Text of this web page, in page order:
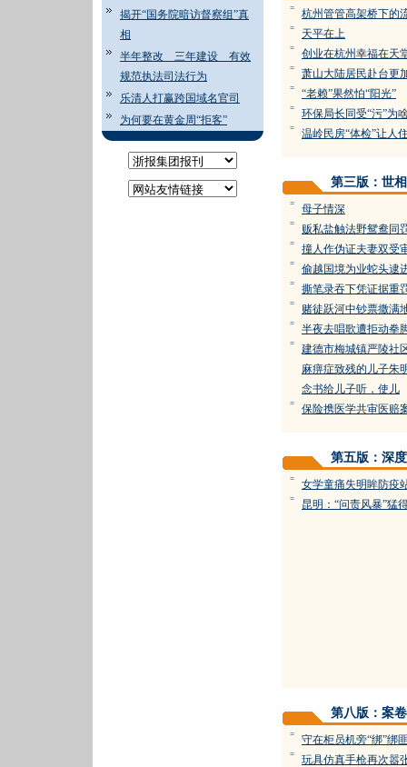
揭开“国务院暗访督察组”真
相
半年整改 三年建设 有效
规范执法司法行为
乐清人打赢跨国域名官司
为何要在黄金周“拒客”
= 杭州管管高架桥下的
= 天平在上
= 创业在杭州幸福在天
= 萧山大陆居民赴台更
= “老赖”果然怕“阳光”
= 环保局长同受“污”为
= 温岭民房“体检”让人
第三版：世相
= 母子情深
= 贩私盐触法野鸳鸯同
= 撞人作伪证夫妻双受
= 偷越国境为业蛇头逮
= 撕笔录吞下凭证据重
= 赌徒跃河中钞票撒满
= 半夜去唱歌遭拒动拳
=
建德市梅城镇严陵社
麻痹症致残的儿子朱
念书给儿子听，使儿
= 保险携医学共审医赔
第五版：深度
= 女学童痛失明眸防疫
= 昆明：“问责风暴”猛
第八版：案卷
= 守在柜员机旁“绑”绑
= 玩具仿真手枪再次嚣